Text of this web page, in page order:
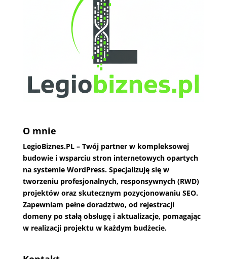
O mnie
LegioBiznes.PL– Twój partner w kompleksowej
budowie i wsparciu stron internetowych opartych
na systemie WordPress. Specjalizuję się w
tworzeniu profesjonalnych, responsywnych (RWD)
projektów oraz skutecznym pozycjonowaniu SEO.
Zapewniam pełne doradztwo, od rejestracji
domeny po stałą obsługę i aktualizacje, pomagając
w realizacji projektu w każdym budżecie.